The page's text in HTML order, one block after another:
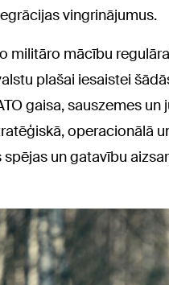
vingrinājumus.
militāro mācību
plašai iesaistei
gaisa, sauszemes
operacionālā
un gatavību